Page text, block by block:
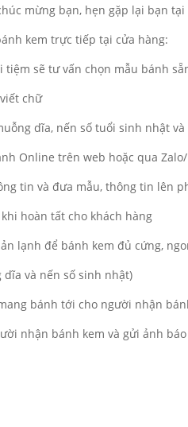
mừng bạn, hẹn gặp lại bạn
kem trực tiếp tại cửa hàng:
tiệm sẽ tư vấn chọn mẫu bánh
chữ
dĩa, nến số tuổi sinh nhật
Online trên web hoặc qua
tin và đưa mẫu, thông tin lên
hoàn tất cho khách hàng
lạnh để bánh kem đủ cứng,
và nến số sinh nhật)
bánh tới cho người nhận
nhận bánh kem và gửi ảnh